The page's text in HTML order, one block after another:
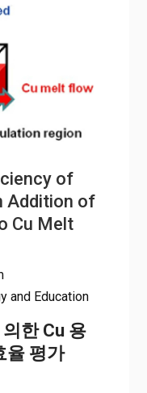
of
Addition of
Cu Melt
and Education
한 Cu 용
율 평가